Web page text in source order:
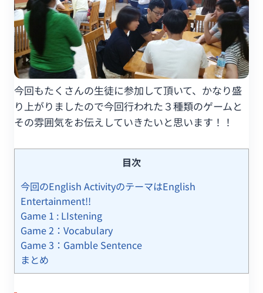
今回もたくさんの生徒に参加して頂いて、かなり盛
り上がりましたので今回行われた３種類のゲームと
その雰囲気をお伝えしていきたいと思います！！
目次
今回のEnglish ActivityのテーマはEnglish
Entertainment!!
Game 1 : LIstening
Game 2：Vocabulary
Game 3：Gamble Sentence
まとめ